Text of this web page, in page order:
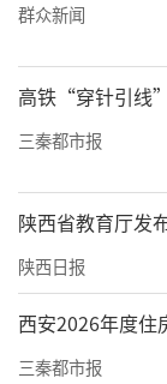
排查、限时
患12条，整
精准培训强技
组教育培训
识、应急处
等内容实操
操、案例讲
群众新闻
高铁“穿针引线
三秦都市报
陕西省教育厅发
陕西日报
西安2026年度住
三秦都市报